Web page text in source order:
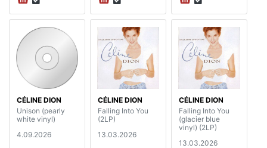
CÉLINE DION
Unison (pearly
white vinyl)
4.09.2026
CÉLINE DION
Falling Into You
(2LP)
13.03.2026
CÉLINE DION
Falling Into You
(glacier blue
vinyl) (2LP)
13.03.2026